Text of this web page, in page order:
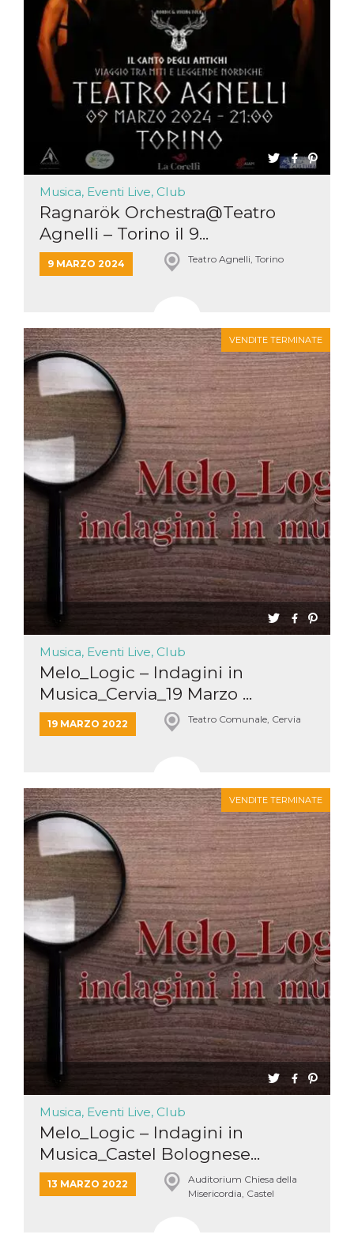
Musica, Eventi Live, Club
Ragnarök Orchestra@Teatro
Agnelli – Torino il 9...
9 MARZO 2024 Teatro Agnelli, Torino
VENDITE TERMINATE
Musica, Eventi Live, Club
Melo_Logic – Indagini in
Musica_Cervia_19 Marzo ...
19 MARZO 2022 Teatro Comunale, Cervia
VENDITE TERMINATE
Musica, Eventi Live, Club
Melo_Logic – Indagini in
Musica_Castel Bolognese...
13 MARZO 2022
Auditorium Chiesa della
Misericordia, Castel